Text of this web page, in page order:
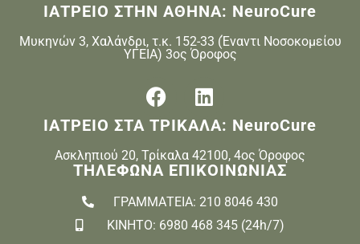
ΙΑΤΡΕΙΟ ΣΤΗΝ ΑΘΗΝΑ: NeuroCure
Μυκηνών 3, Χαλάνδρι, τ.κ. 152-33 (Έναντι Νοσοκομείου
ΥΓΕΙΑ) 3ος Όροφος
ΙΑΤΡΕΙΟ ΣΤΑ ΤΡΙΚΑΛΑ: NeuroCure
Ασκληπιού 20, Τρίκαλα 42100, 4ος Όροφος
ΤΗΛΕΦΩΝΑ ΕΠΙΚΟΙΝΩΝΙΑΣ
ΓΡΑΜΜΑΤΕΙΑ: 210 8046 430
ΚΙΝΗΤΟ: 6980 468 345 (24h/7)